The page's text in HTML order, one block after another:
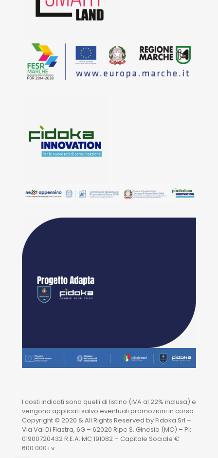
I costi indicati sono quelli di listino (IVA al 22% inclusa) e
vengono applicati salvo eventuali promozioni in corso.
Copyright © 2020 & All Rights Reserved by Fidoka Srl –
Via Val Di Fiastra, 6G – 62020 Ripe S. Ginesio (MC) – PI:
01900720432 R.E.A: MC 191082 – Capitale Sociale €
600.000 i.v.